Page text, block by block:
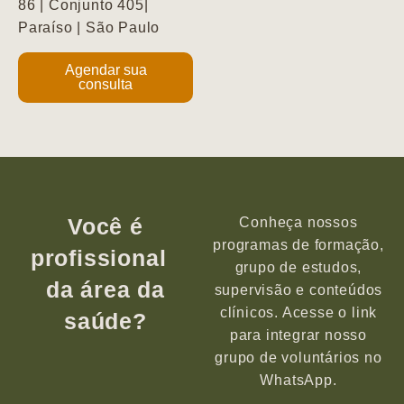
86 | Conjunto 405|
Paraíso | São Paulo
Agendar sua
consulta
Você é
profissional
da área da
saúde?
Conheça nossos
programas de formação,
grupo de estudos,
supervisão e conteúdos
clínicos. Acesse o link
para integrar nosso
grupo de voluntários no
WhatsApp.